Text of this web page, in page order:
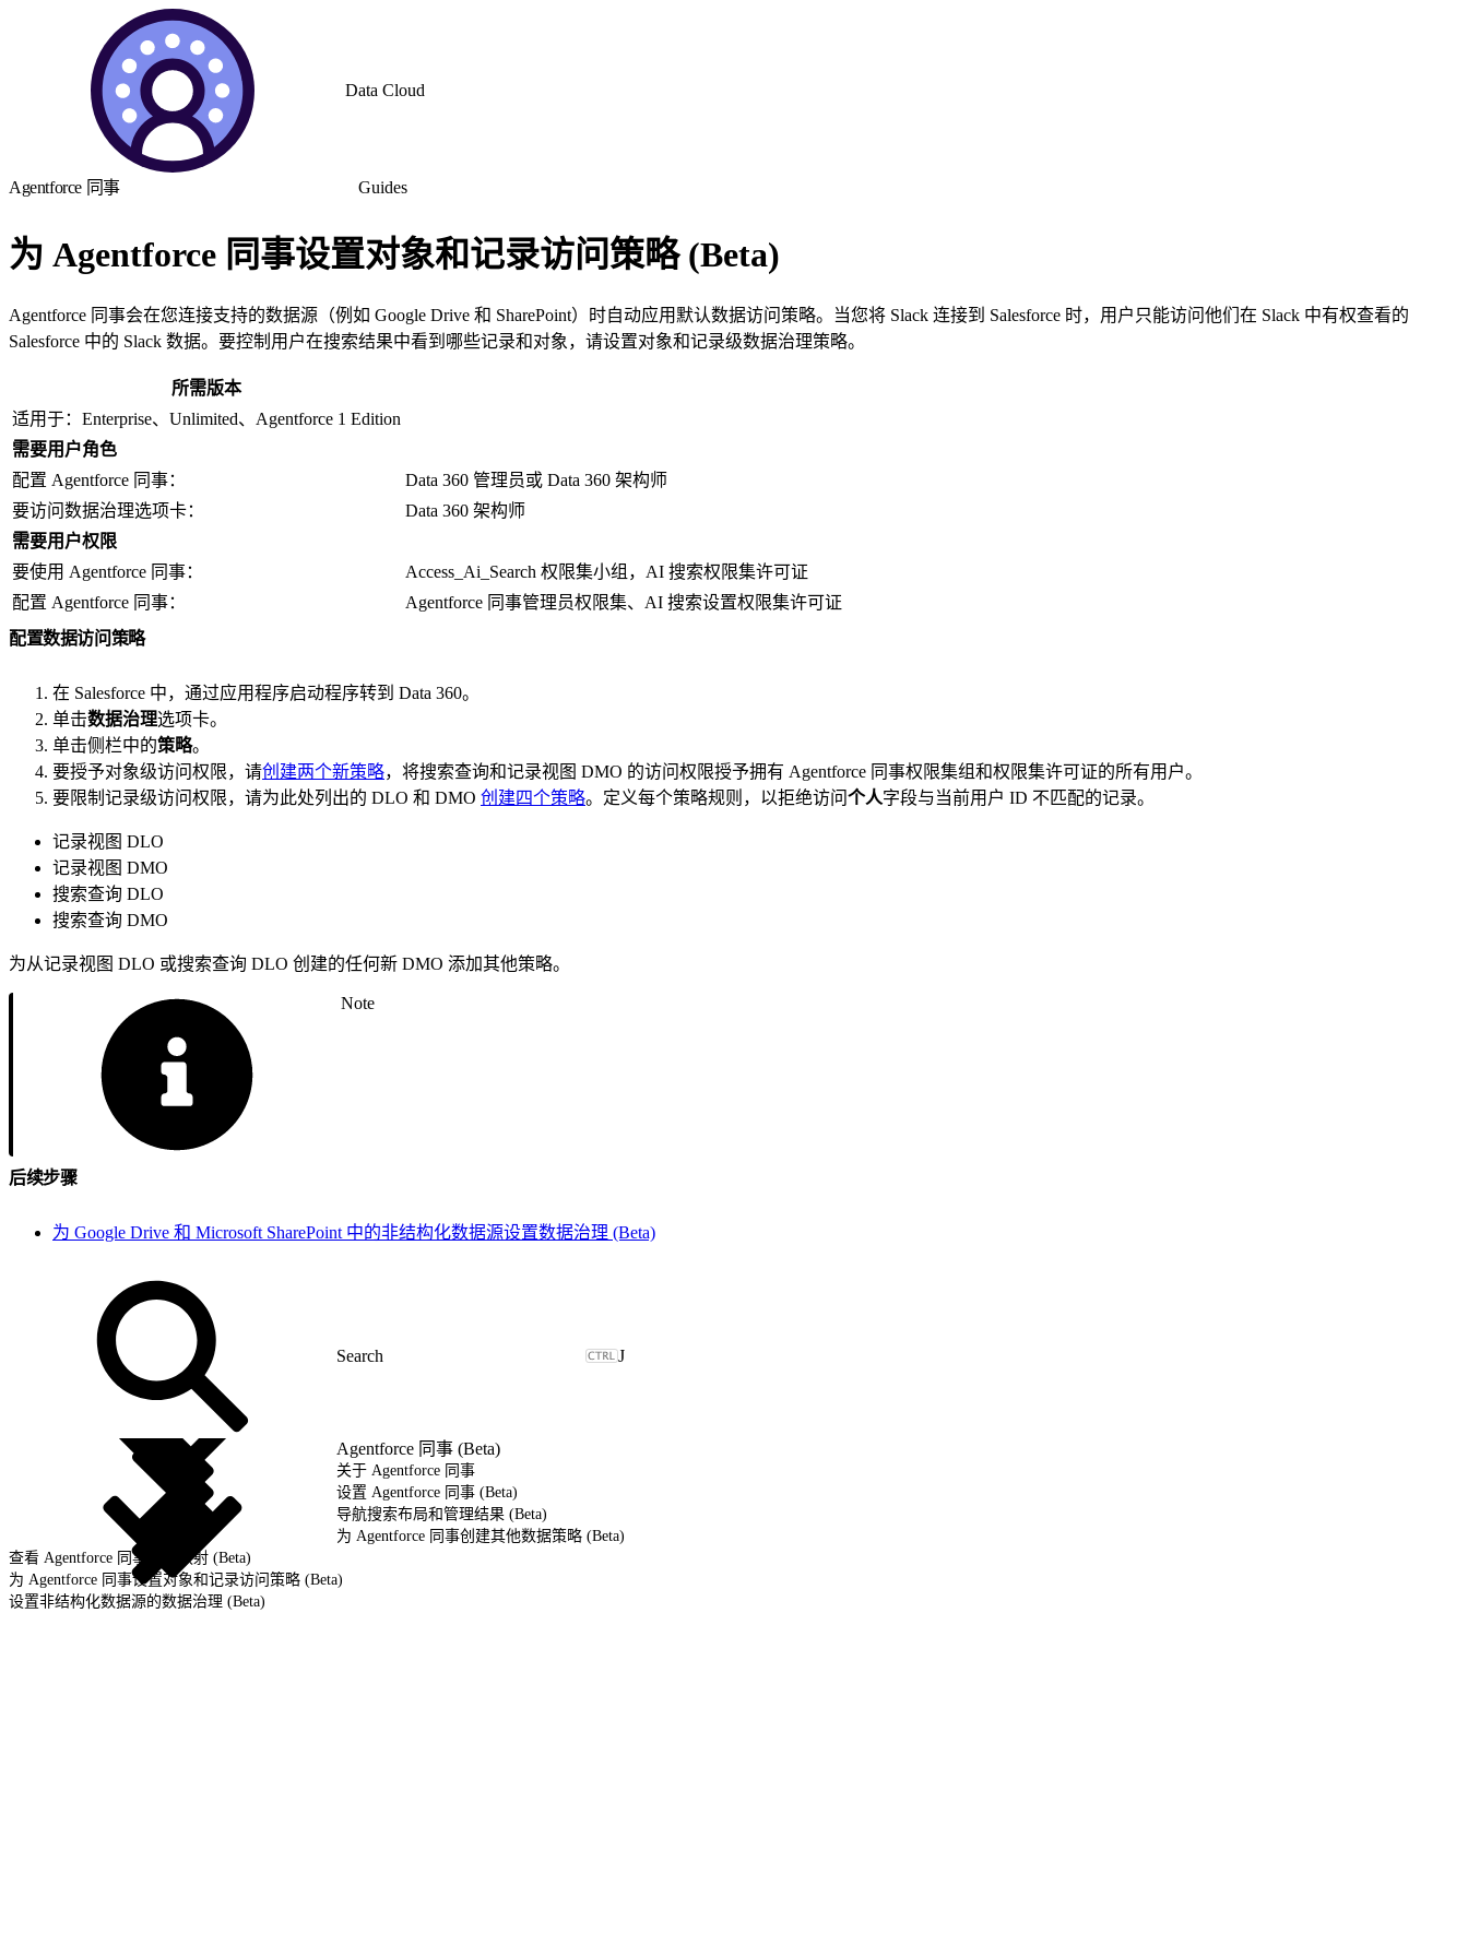
Data Cloud
Agentforce 同事 Guides
为 Agentforce 同事设置对象和记录访问策略 (Beta)
Agentforce 同事会在您连接支持的数据源（例如 Google Drive 和 SharePoint）时自动应用默认数据访问策略。当您将 Slack 连接到 Salesforce 时，用户只能访问他们在 Slack 中有权查看的
Salesforce 中的 Slack 数据。要控制用户在搜索结果中看到哪些记录和对象，请设置对象和记录级数据治理策略。
所需版本
适用于：Enterprise、Unlimited、Agentforce 1 Edition
需要用户角色
配置 Agentforce 同事：
Data 360 管理员或 Data 360 架构师
要访问数据治理选项卡：
Data 360 架构师
需要用户权限
要使用 Agentforce 同事：
Access_Ai_Search 权限集小组，AI 搜索权限集许可证
配置 Agentforce 同事：
Agentforce 同事管理员权限集、AI 搜索设置权限集许可证
配置数据访问策略
在 Salesforce 中，通过应用程序启动程序转到 Data 360。
单击数据治理选项卡。
单击侧栏中的策略。
要授予对象级访问权限，请创建两个新策略，将搜索查询和记录视图 DMO 的访问权限授予拥有 Agentforce 同事权限集组和权限集许可证的所有用户。
要限制记录级访问权限，请为此处列出的 DLO 和 DMO 创建四个策略。定义每个策略规则，以拒绝访问个人字段与当前用户 ID 不匹配的记录。
记录视图 DLO
记录视图 DMO
搜索查询 DLO
搜索查询 DMO
为从记录视图 DLO 或搜索查询 DLO 创建的任何新 DMO 添加其他策略。
Note
后续步骤
为 Google Drive 和 Microsoft SharePoint 中的非结构化数据源设置数据治理 (Beta)
J
Agentforce 同事 (Beta)
关于 Agentforce 同事
设置 Agentforce 同事 (Beta)
导航搜索布局和管理结果 (Beta)
为 Agentforce 同事创建其他数据策略 (Beta)
查看 Agentforce 同事用户映射 (Beta)
为 Agentforce 同事设置对象和记录访问策略 (Beta)
设置非结构化数据源的数据治理 (Beta)